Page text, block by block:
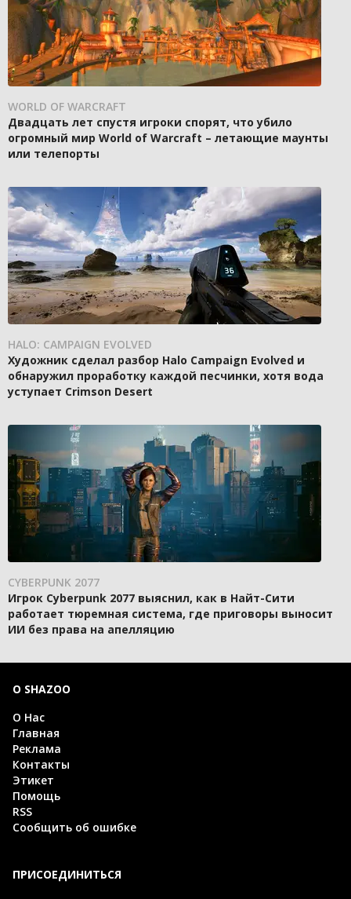
WORLD OF WARCRAFT
Двадцать лет спустя игроки спорят, что убило
огромный мир World of Warcraft – летающие маунты
или телепорты
HALO: CAMPAIGN EVOLVED
Художник сделал разбор Halo Campaign Evolved и
обнаружил проработку каждой песчинки, хотя вода
уступает Crimson Desert
CYBERPUNK 2077
Игрок Cyberpunk 2077 выяснил, как в Найт-Сити
работает тюремная система, где приговоры выносит
ИИ без права на апелляцию
О SHAZOO
О Нас
Главная
Реклама
Контакты
Этикет
Помощь
RSS
Сообщить об ошибке
ПРИСОЕДИНИТЬСЯ